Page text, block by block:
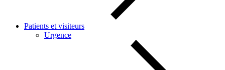
Patients et visiteurs
Urgence